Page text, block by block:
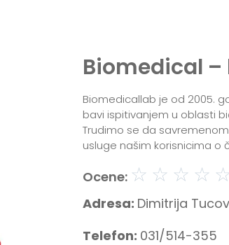
Biomedical –
Biomedicallab je od 2005.
bavi ispitivanjem u oblasti
Trudimo se da
usluge našim korisnicima o
Ocene: ☆ ☆ ☆ ☆ ☆
Adresa: Dimitrija
Telefon: 031/514-355